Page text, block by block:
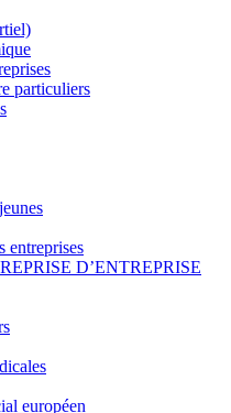
particuliers
entreprises
D’ENTREPRISE
européen